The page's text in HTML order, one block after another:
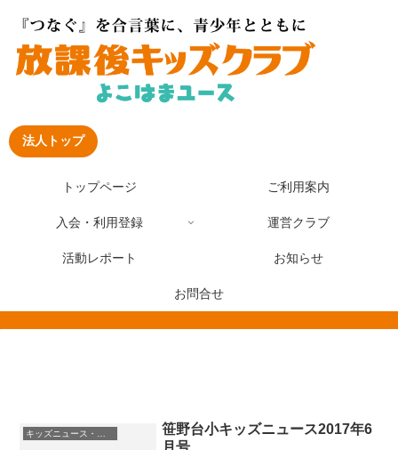
法人トップ
トップページ ご利用案内
入会・利用登録 運営クラブ
活動レポート お知らせ
お問合せ
キッズニュース・お知らせ
笹野台小キッズニュース2017年6